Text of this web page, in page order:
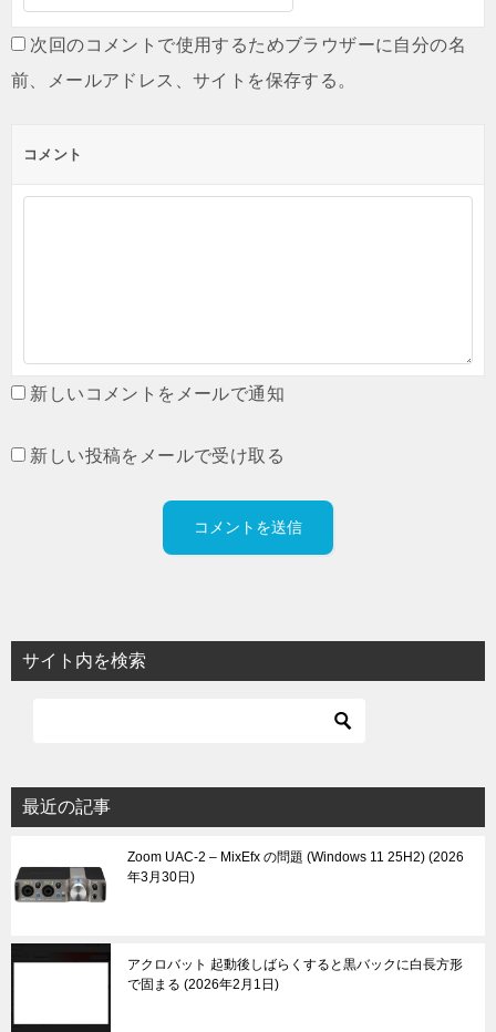
次回のコメントで使用するためブラウザーに自分の名
前、メールアドレス、サイトを保存する。
コメント
新しいコメントをメールで通知
新しい投稿をメールで受け取る
サイト内を検索
最近の記事
Zoom UAC-2 – MixEfx の問題 (Windows 11 25H2) 2026
年3月30日
アクロバット 起動後しばらくすると黒バックに白長方形
で固まる 2026年2月1日